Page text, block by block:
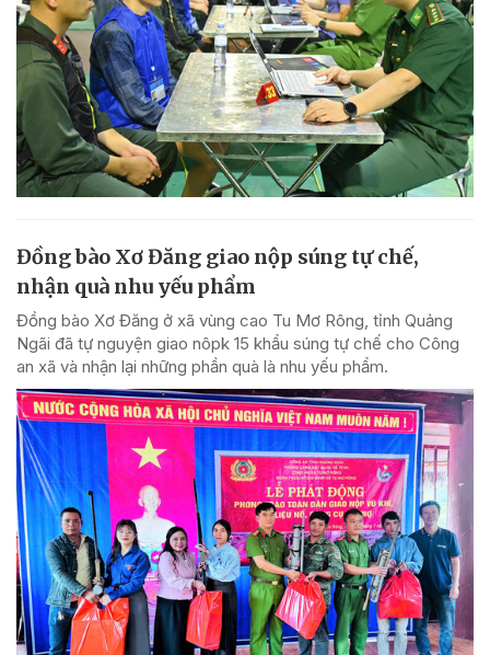
Đồng bào Xơ Đăng giao nộp súng tự chế,
nhận quà nhu yếu phẩm
Đồng bào Xơ Đăng ở xã vùng cao Tu Mơ Rông, tỉnh Quảng
Ngãi đã tự nguyện giao nôpk 15 khẩu súng tự chế cho Công
an xã và nhận lại những phần quà là nhu yếu phẩm.